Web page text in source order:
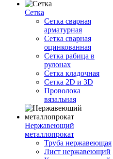
Сетка
Сетка сварная
арматурная
Сетка сварная
оцинкованная
Сетка рабица в
рулонах
Сетка кладочная
Сетка 2D и 3D
Проволока
вязальная
Нержавеющий
металлопрокат
Труба нержавеющая
Лист нержавеющий